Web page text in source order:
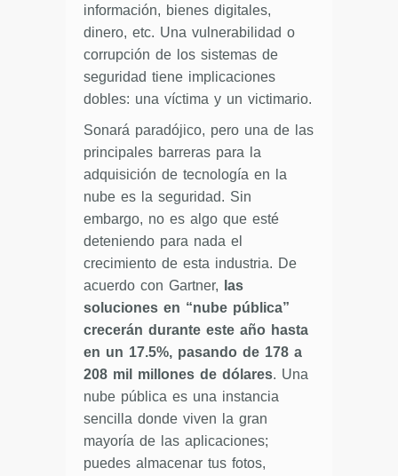
información, bienes digitales,
dinero, etc. Una vulnerabilidad o
corrupción de los sistemas de
seguridad tiene implicaciones
dobles: una víctima y un victimario.
Sonará paradójico, pero una de las
principales barreras para la
adquisición de tecnología en la
nube es la seguridad. Sin
embargo, no es algo que esté
deteniendo para nada el
crecimiento de esta industria. De
acuerdo con Gartner,
las
soluciones en “nube pública”
crecerán durante este año hasta
en un 17.5%, pasando de 178 a
208 mil millones de dólares. Una
nube pública es una instancia
sencilla donde viven la gran
mayoría de las aplicaciones;
puedes almacenar tus fotos,